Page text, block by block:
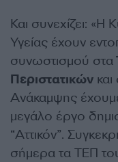
Και συνεχίζει: «Η
Υγείας έχουν
συνωστισμού στα
Περιστατικών
Ανάκαμψης
μεγάλο έργο
“Αττικόν”.
σήμερα τα ΤΕΠ